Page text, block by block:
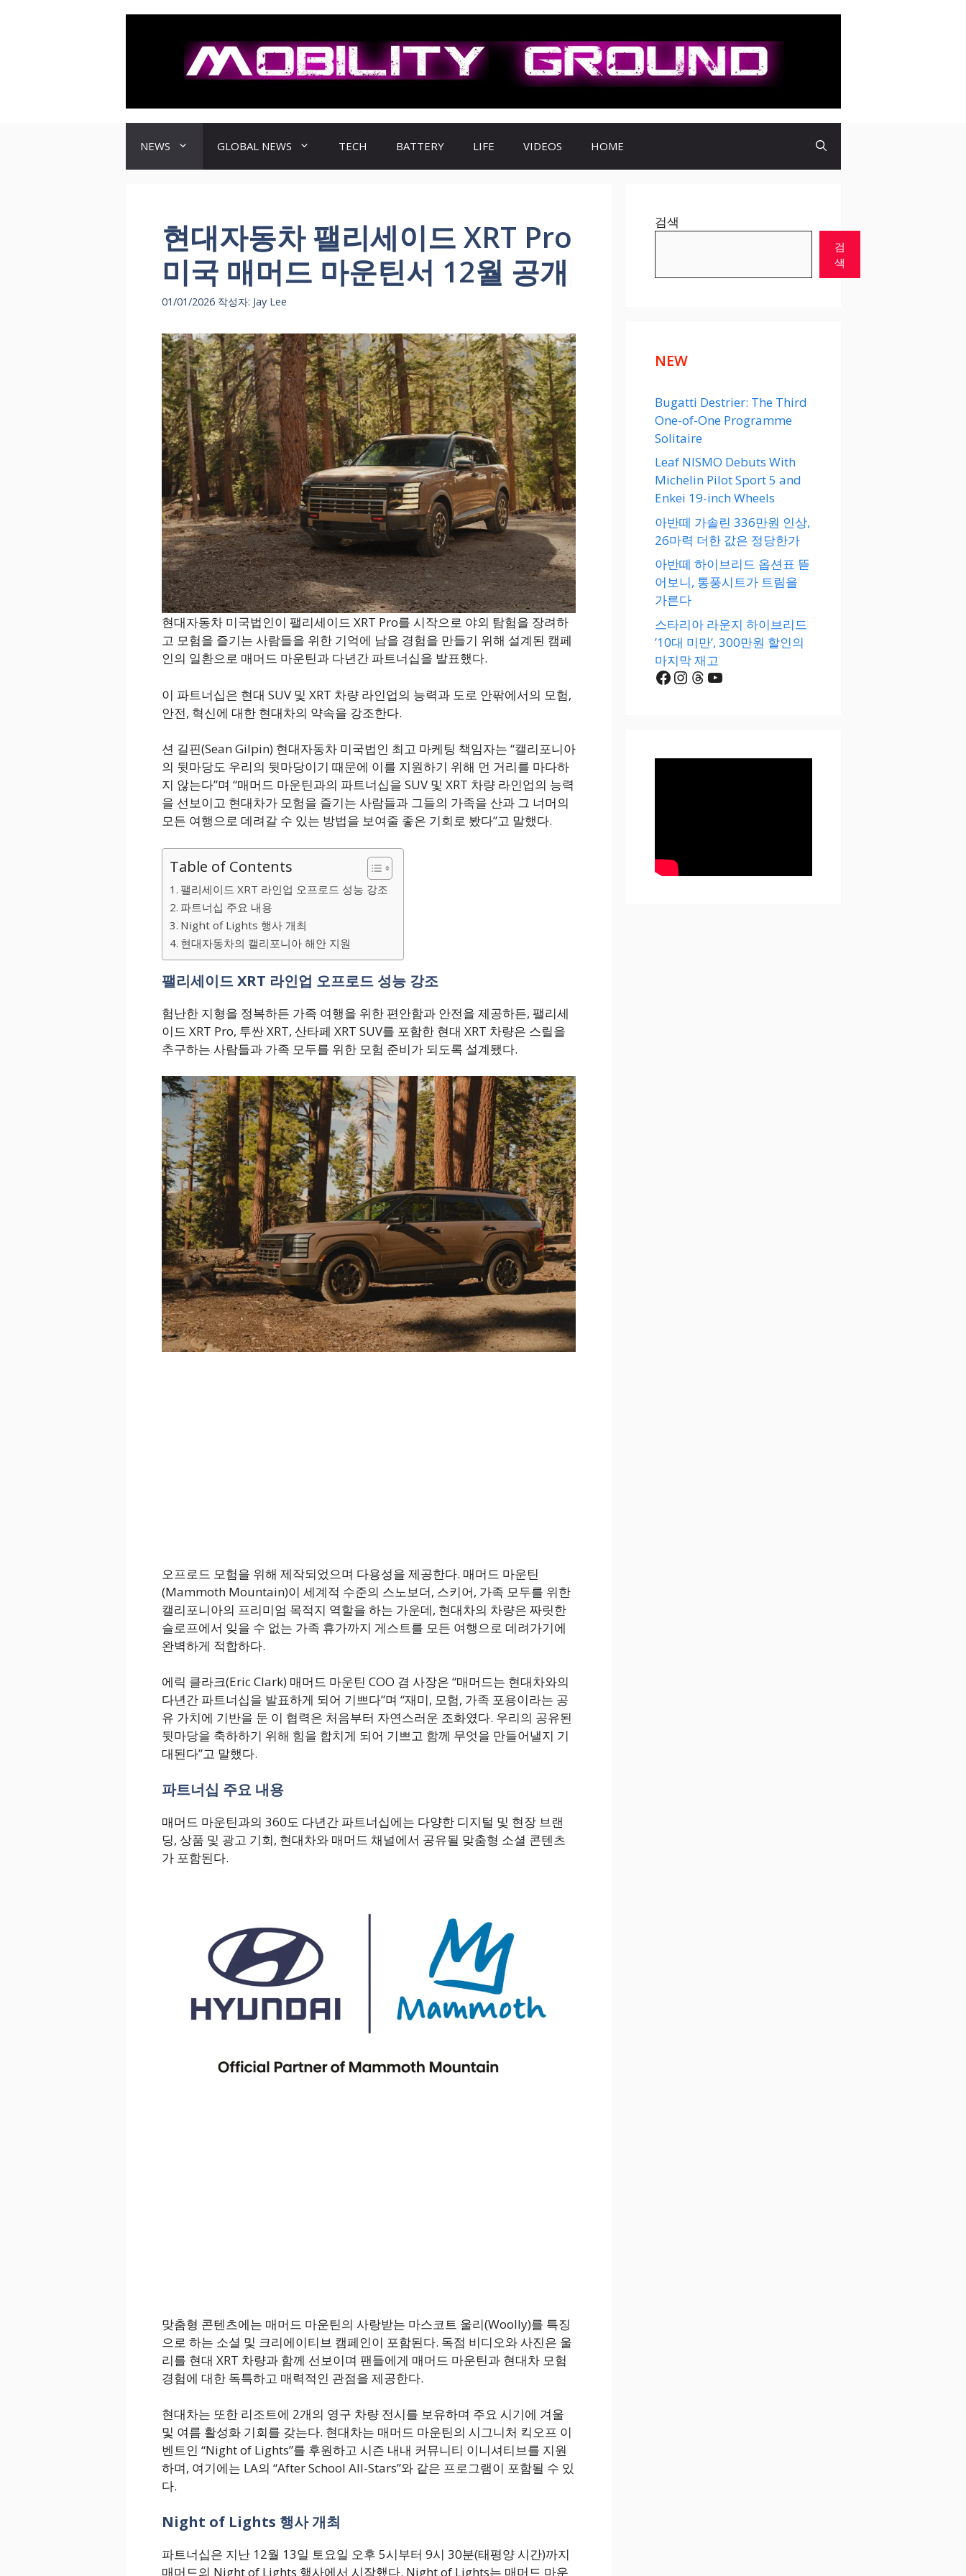
NEWS GLOBAL NEWS TECH BATTERY LIFE VIDEOS HOME
현대자동차 팰리세이드 XRT Pro
미국 매머드 마운틴서 12월 공개
01/01/2026 작성자: Jay Lee
현대자동차 미국법인이 팰리세이드 XRT Pro를 시작으로 야외 탐험을 장려하
고 모험을 즐기는 사람들을 위한 기억에 남을 경험을 만들기 위해 설계된 캠페
인의 일환으로 매머드 마운틴과 다년간 파트너십을 발표했다.
이 파트너십은 현대 SUV 및 XRT 차량 라인업의 능력과 도로 안팎에서의 모험,
안전, 혁신에 대한 현대차의 약속을 강조한다.
션 길핀(Sean Gilpin) 현대자동차 미국법인 최고 마케팅 책임자는 “캘리포니아
의 뒷마당도 우리의 뒷마당이기 때문에 이를 지원하기 위해 먼 거리를 마다하
지 않는다”며 “매머드 마운틴과의 파트너십을 SUV 및 XRT 차량 라인업의 능력
을 선보이고 현대차가 모험을 즐기는 사람들과 그들의 가족을 산과 그 너머의
모든 여행으로 데려갈 수 있는 방법을 보여줄 좋은 기회로 봤다”고 말했다.
Table of Contents
팰리세이드 XRT 라인업 오프로드 성능 강조
파트너십 주요 내용
Night of Lights 행사 개최
현대자동차의 캘리포니아 해안 지원
팰리세이드 XRT 라인업 오프로드 성능 강조
험난한 지형을 정복하든 가족 여행을 위한 편안함과 안전을 제공하든, 팰리세
이드 XRT Pro, 투싼 XRT, 산타페 XRT SUV를 포함한 현대 XRT 차량은 스릴을
추구하는 사람들과 가족 모두를 위한 모험 준비가 되도록 설계됐다.
오프로드 모험을 위해 제작되었으며 다용성을 제공한다. 매머드 마운틴
(Mammoth Mountain)이 세계적 수준의 스노보더, 스키어, 가족 모두를 위한
캘리포니아의 프리미엄 목적지 역할을 하는 가운데, 현대차의 차량은 짜릿한
슬로프에서 잊을 수 없는 가족 휴가까지 게스트를 모든 여행으로 데려가기에
완벽하게 적합하다.
에릭 클라크(Eric Clark) 매머드 마운틴 COO 겸 사장은 “매머드는 현대차와의
다년간 파트너십을 발표하게 되어 기쁘다”며 “재미, 모험, 가족 포용이라는 공
유 가치에 기반을 둔 이 협력은 처음부터 자연스러운 조화였다. 우리의 공유된
뒷마당을 축하하기 위해 힘을 합치게 되어 기쁘고 함께 무엇을 만들어낼지 기
대된다”고 말했다.
파트너십 주요 내용
매머드 마운틴과의 360도 다년간 파트너십에는 다양한 디지털 및 현장 브랜
딩, 상품 및 광고 기회, 현대차와 매머드 채널에서 공유될 맞춤형 소셜 콘텐츠
가 포함된다.
맞춤형 콘텐츠에는 매머드 마운틴의 사랑받는 마스코트 울리(Woolly)를 특징
으로 하는 소셜 및 크리에이티브 캠페인이 포함된다. 독점 비디오와 사진은 울
리를 현대 XRT 차량과 함께 선보이며 팬들에게 매머드 마운틴과 현대차 모험
경험에 대한 독특하고 매력적인 관점을 제공한다.
현대차는 또한 리조트에 2개의 영구 차량 전시를 보유하며 주요 시기에 겨울
및 여름 활성화 기회를 갖는다. 현대차는 매머드 마운틴의 시그니처 킥오프 이
벤트인 “Night of Lights”를 후원하고 시즌 내내 커뮤니티 이니셔티브를 지원
하며, 여기에는 LA의 “After School All-Stars”와 같은 프로그램이 포함될 수 있
다.
Night of Lights 행사 개최
파트너십은 지난 12월 13일 토요일 오후 5시부터 9시 30분(태평양 시간)까지
매머드의 Night of Lights 행사에서 시작했다. Night of Lights는 매머드 마운
검색
검
색
NEW
Bugatti Destrier: The Third
One-of-One Programme
Solitaire
Leaf NISMO Debuts With
Michelin Pilot Sport 5 and
Enkei 19-inch Wheels
아반떼 가솔린 336만원 인상,
26마력 더한 값은 정당한가
아반떼 하이브리드 옵션표 뜯
어보니, 통풍시트가 트림을
가른다
스타리아 라운지 하이브리드
’10대 미만’, 300만원 할인의
마지막 재고
Facebook
Instagram
Threads
YouTube